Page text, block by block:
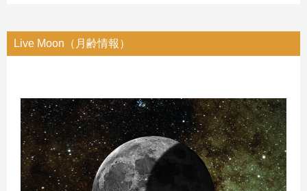
Live Moon（月齢情報）